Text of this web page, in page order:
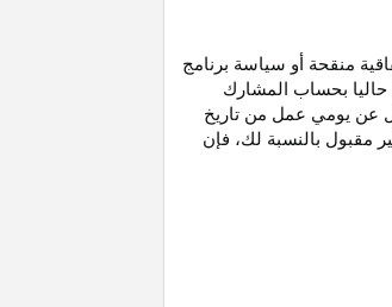
منقحة أو سياسة برنامج
حاليا بحساب المشارك
عن يومي عمل من تاريخ
مقبول بالنسبة لك، فإن